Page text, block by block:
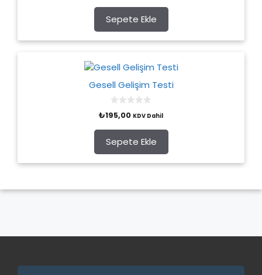
t
o
f
5
Sepete Ekle
Gesell Gelişim Testi
0
o
t
o
f
5
₺195,00 KDV Dahil
Sepete Ekle